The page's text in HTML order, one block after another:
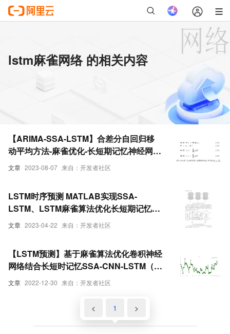
lstm麻雀网络 的相关内容
文章 2023-08-07 来自：开发者社区
【ARIMA-SSA-LSTM】合差分自回归移
动平均方法-麻雀优化-长短期记忆神经网络
研究（Python代码实现）
文章 2023-04-22 来自：开发者社区
LSTM时序预测 MATLAB实现SSA-
LSTM、LSTM麻雀算法优化长短期记忆神
经网络时间序列预测(含优化前后对比)
文章 2022-12-30 来自：开发者社区
【LSTM预测】基于麻雀算法优化卷积神经
网络结合长短时记忆SSA-CNN-LSTM（多
输入单输出）电力负荷预测含Matlab代码
< 1 >